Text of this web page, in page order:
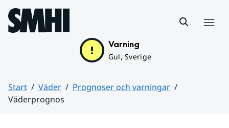
Hoppa till sidans innehåll
Varning
Gul, Sverige
Start Väder
Prognoser och varningar
Väderprognos